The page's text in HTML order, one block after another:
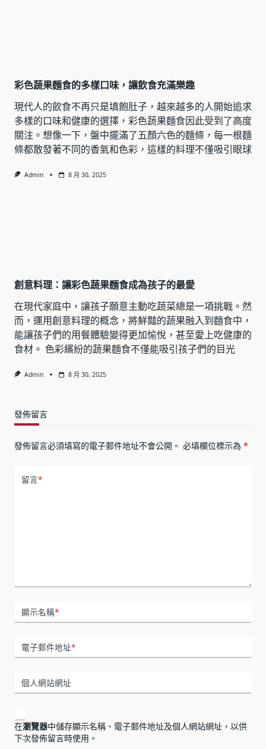
彩色蔬果麵食的多樣口味，讓飲食充滿樂趣
現代人的飲食不再只是填飽肚子，越來越多的人開始追求
多樣的口味和健康的選擇，彩色蔬果麵食因此受到了高度
關注。想像一下，盤中擺滿了五顏六色的麵條，每一根麵
條都散發著不同的香氣和色彩，這樣的料理不僅吸引眼球
Admin 8 月 30, 2025
創意料理：讓彩色蔬果麵食成為孩子的最愛
在現代家庭中，讓孩子願意主動吃蔬菜總是一項挑戰。然
而，運用創意料理的概念，將鮮豔的蔬果融入到麵食中，
能讓孩子們的用餐體驗變得更加愉悅，甚至愛上吃健康的
食材。 色彩繽紛的蔬果麵食不僅能吸引孩子們的目光
Admin 8 月 30, 2025
發佈留言
發佈留言必須填寫的電子郵件地址不會公開。 必填欄位標示為 *
留言*
顯示名稱*
電子郵件地址*
個人網站網址
在瀏覽器中儲存顯示名稱、電子郵件地址及個人網站網址，以供
下次發佈留言時使用。